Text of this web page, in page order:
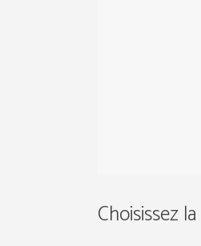
Choisissez